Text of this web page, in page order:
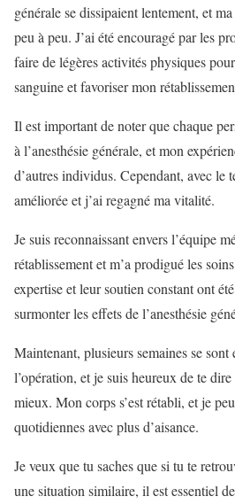
générale se dissipaient lentement, et
peu à peu. J’ai été encouragé par les
faire de légères activités physiques
sanguine et favoriser mon
Il est important de noter que chaque
à l’anesthésie générale, et mon
d’autres individus. Cependant, avec le
améliorée et j’ai regagné ma vitalité.
Je suis reconnaissant envers l’équipe
rétablissement et m’a prodigué les
expertise et leur soutien constant ont
surmonter les effets de l’anesthésie
Maintenant, plusieurs semaines se sont
l’opération, et je suis heureux de te
mieux. Mon corps s’est rétabli, et je
quotidiennes avec plus d’aisance.
Je veux que tu saches que si tu te
une situation similaire, il est essentiel